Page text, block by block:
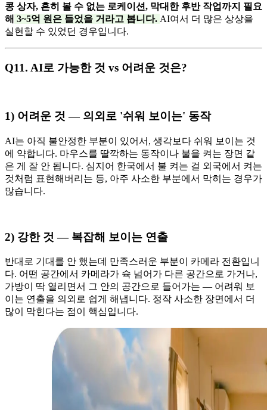
콩 상자, 흔히 볼 수 없는 로케이션, 막대한 후반 작업까지 필요
해 3~5억 원은 들었을 거라고 봅니다. AI여서 더 많은 상상을
실현할 수 있었던 경우입니다.
Q11. AI로 가능한 것 vs 어려운 것은?
1) 어려운 것 — 의외로 '쉬워 보이는' 동작
AI는 아직 불안정한 부분이 있어서, 생각보다 쉬워 보이는 것
에 약합니다. 마우스를 딸깍하는 동작이나 불을 켜는 장면 같
은 게 잘 안 됩니다. 심지어 한국에서 불 켜는 걸 외국에서 켜는
것처럼 표현해버리는 등, 아주 사소한 부분에서 막히는 경우가
많습니다.
2) 강한 것 — 복잡해 보이는 연출
반대로 기대를 안 했는데 만족스러운 부분이 카메라 전환입니
다. 어떤 공간에서 카메라가 슉 넘어가 다른 공간으로 가거나,
가방이 딱 열리면서 그 안의 공간으로 들어가는 — 어려워 보
이는 연출을 의외로 쉽게 해냅니다. 정작 사소한 장면에서 더
많이 막힌다는 점이 핵심입니다.